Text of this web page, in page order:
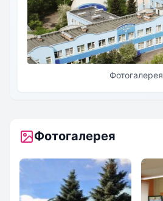
Фотогалерея
Фотогалерея